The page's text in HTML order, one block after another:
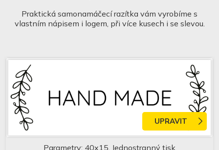
Praktická samonamáčecí razítka vám vyrobíme s
vlastním nápisem i logem, při více kusech i se slevou.
Parametry: 40x15, Jednostranný tisk
UPRAVIT